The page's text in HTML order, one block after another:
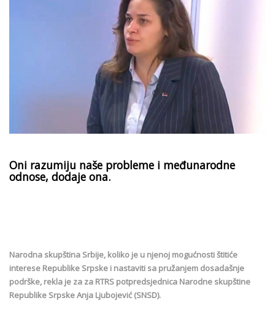
Oni razumiju naše probleme i međunarodne
odnose, dodaje ona.
Narodna skupština Srbije, koliko je u njenoj mogućnosti štitiće
interese Republike Srpske i nastaviti sa pružanjem dosadašnje
podrške, rekla je za za RTRS potpredsjednica Narodne skupštine
Republike Srpske Anja Ljubojević (SNSD).